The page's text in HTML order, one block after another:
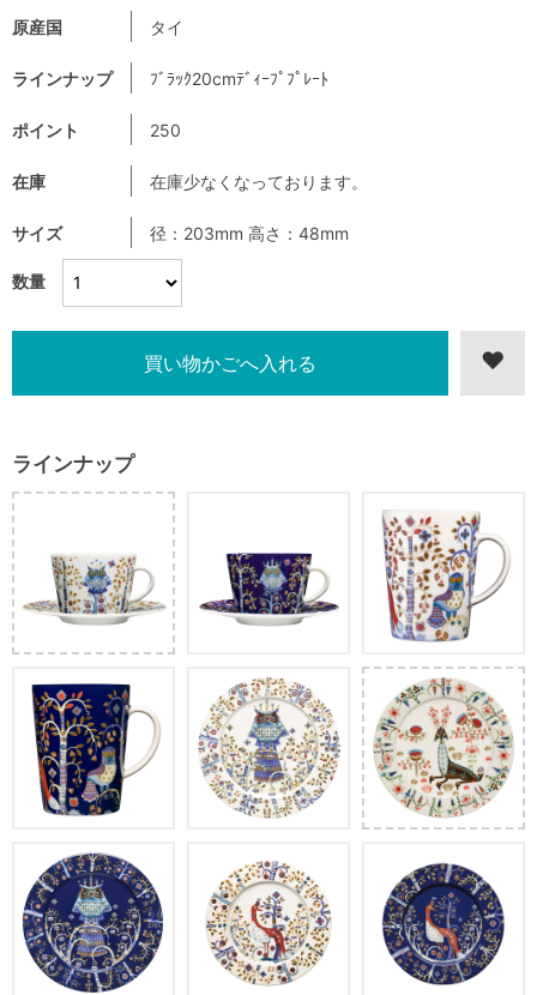
数量
原産国 タイ
ラインナップ ﾌﾞﾗｯｸ20cmﾃﾞｨｰﾌﾟﾌﾟﾚｰﾄ
ポイント 250
在庫 在庫少なくなっております。
サイズ 径：203mm 高さ：48mm
ラインナップ